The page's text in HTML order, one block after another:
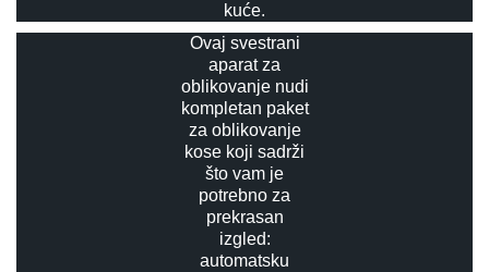
kuće.
Ovaj svestrani
aparat za
oblikovanje nudi
kompletan paket
za oblikovanje
kose koji sadrži
što vam je
potrebno za
prekrasan
izgled:
automatsku